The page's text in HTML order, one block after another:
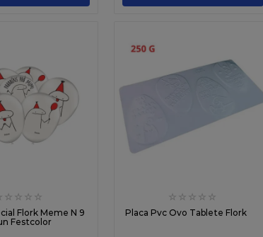
☆ ☆ ☆ ☆
Flork Meme N 9
Festcolor
☆ ☆ ☆ ☆ ☆
Placa Pvc Ovo Tablete Flork